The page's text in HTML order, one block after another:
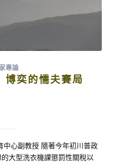
專論
博奕的懦夫賽局
中心副教授 隨著今年初川普政
大型洗衣機課懲罰性關稅以